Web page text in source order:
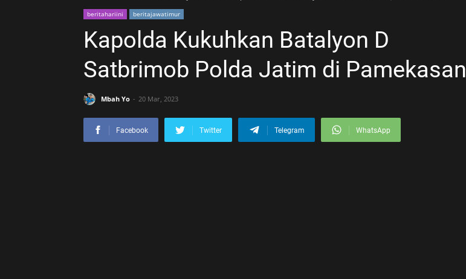
beritahariini beritajawatimur
Kapolda Kukuhkan Batalyon D
Satbrimob Polda Jatim di Pamekasan
Mbah Yo 20 Mar, 2023
Facebook Twitter Telegram WhatsApp